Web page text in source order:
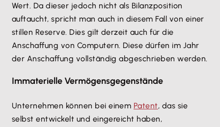
Wert. Da dieser jedoch nicht als Bilanzposition
auftaucht, spricht man auch in diesem Fall von einer
stillen Reserve. Dies gilt derzeit auch für die
Anschaffung von Computern. Diese dürfen im Jahr
der Anschaffung vollständig abgeschrieben werden.
Immaterielle Vermögensgegenstände
Unternehmen können bei einem Patent, das sie
selbst entwickelt und eingereicht haben,